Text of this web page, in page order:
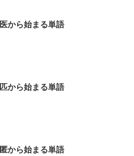
医から始まる単語
匹から始まる単語
匿から始まる単語